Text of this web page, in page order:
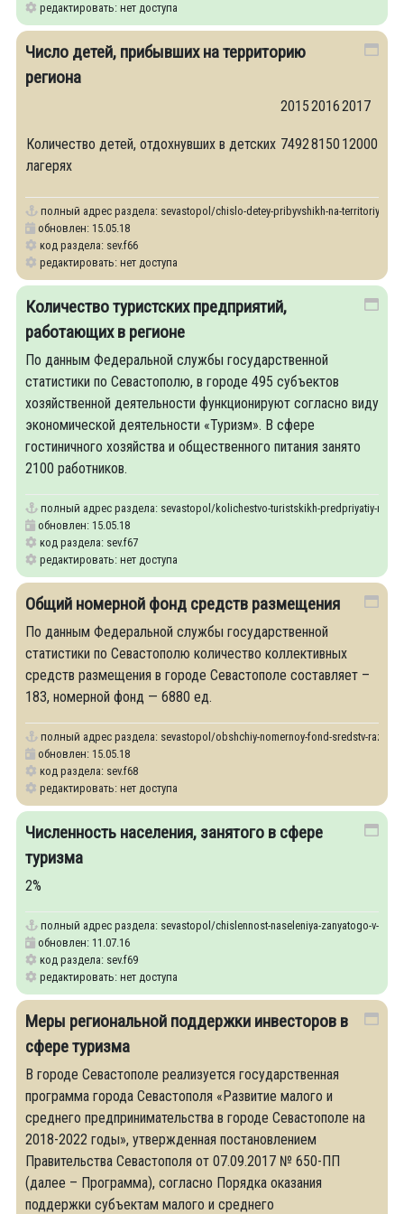
редактировать: нет доступа
Число детей, прибывших на территорию
региона
201520162017
Количество детей, отдохнувших в детских
лагерях
74928150 12000
полный адрес раздела: sevastopol/chislo-detey-pribyvshikh-na-territoriyu-
обновлен: 15.05.18
код раздела: sev.f66
редактировать: нет доступа
Количество туристских предприятий,
работающих в регионе
По данным Федеральной службы государственной
статистики по Севастополю, в городе 495 субъектов
хозяйственной деятельности функционируют согласно виду
экономической деятельности «Туризм». В сфере
гостиничного хозяйства и общественного питания занято
2100 работников.
полный адрес раздела: sevastopol/kolichestvo-turistskikh-predpriyatiy-
обновлен: 15.05.18
код раздела: sev.f67
редактировать: нет доступа
Общий номерной фонд средств размещения
По данным Федеральной службы государственной
статистики по Севастополю количество коллективных
средств размещения в городе Севастополе составляет –
183, номерной фонд — 6880 ед.
полный адрес раздела: sevastopol/obshchiy-nomernoy-fond-sredstv-
обновлен: 15.05.18
код раздела: sev.f68
редактировать: нет доступа
Численность населения, занятого в сфере
туризма
2%
полный адрес раздела: sevastopol/chislennost-naseleniya-zanyatogo-v-
обновлен: 11.07.16
код раздела: sev.f69
редактировать: нет доступа
Меры региональной поддержки инвесторов в
сфере туризма
В городе Севастополе реализуется государственная
программа города Севастополя «Развитие малого и
среднего предпринимательства в городе Севастополе на
2018-2022 годы», утвержденная постановлением
Правительства Севастополя от 07.09.2017 № 650-ПП
(далее – Программа), согласно Порядка оказания
поддержки субъектам малого и среднего